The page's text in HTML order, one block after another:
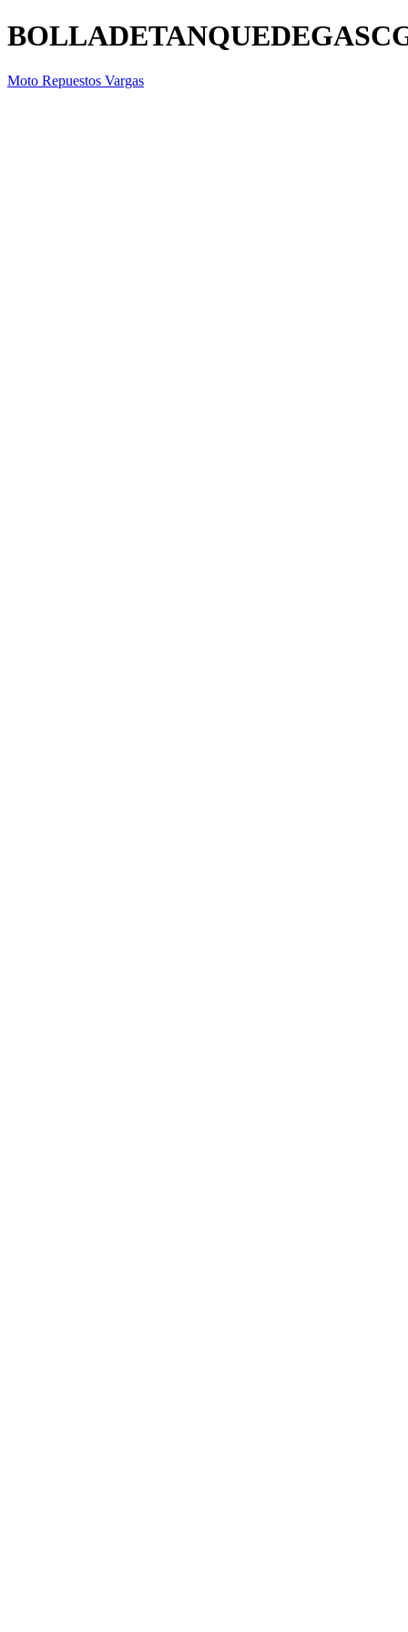
Moto Repuestos Vargas